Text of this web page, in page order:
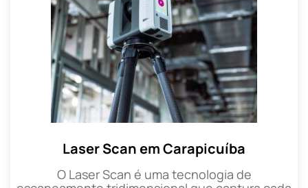
Laser Scan em Carapicuíba
O Laser Scan é uma tecnologia de